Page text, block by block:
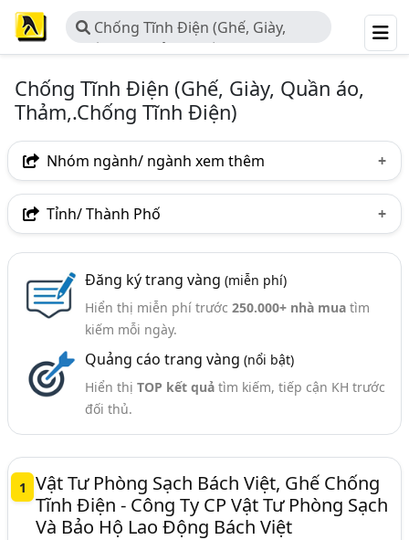
Chống Tĩnh Điện (Ghế, Giày,
Quần áo, Thảm,.Chống Tĩnh Điện)
Chống Tĩnh Điện (Ghế, Giày, Quần áo,
Thảm,.Chống Tĩnh Điện)
Nhóm ngành/ ngành xem thêm
Ngành nghề
Nhóm ngành nghề
Túi Chống Tĩnh Điện (40)
Găng Tay Chống Tĩnh Điện (28)
Thảm Chống Tĩnh Điện, Thảm Cao Su Chống Tĩnh Điện
Giày Chống Tĩnh Điện, Dép Chống Tĩnh Điện (12)
Quần Áo Chống Tĩnh Điện (9)
Tỉnh/ Thành Phố
TP. Hải Phòng
Bắc Ninh
Bình Phước
Vĩnh Phúc
Hải Dương
Đăng ký trang vàng (miễn phí)
Hiển thị miễn phí trước 250.000+ nhà muatìm
kiếm mỗi ngày.
Quảng cáo trang vàng (nổi bật)
Hiển thị TOP kết quảtìm kiếm, tiếp cận KH trước
đối thủ.
1
Vật Tư Phòng Sạch Bách Việt, Ghế Chống
Tĩnh Điện - Công Ty CP Vật Tư Phòng Sạch
Và Bảo Hộ Lao Động Bách Việt